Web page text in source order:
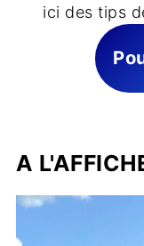
ici des tips
A